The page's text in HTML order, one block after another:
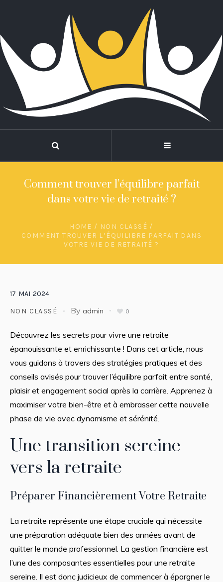
Comment trouver l’équilibre parfait
dans votre vie de retraité ?
HOME / NON CLASSÉ /
COMMENT TROUVER L’ÉQUILIBRE PARFAIT DANS
VOTRE VIE DE RETRAITÉ ?
17 MAI 2024
NON CLASSÉ By admin 0
Découvrez les secrets pour vivre une retraite
épanouissante et enrichissante ! Dans cet article, nous
vous guidons à travers des stratégies pratiques et des
conseils avisés pour trouver l’équilibre parfait entre santé,
plaisir et engagement social après la carrière. Apprenez à
maximiser votre bien-être et à embrasser cette nouvelle
phase de vie avec dynamisme et sérénité.
Une transition sereine
vers la retraite
Préparer Financièrement Votre Retraite
La retraite représente une étape cruciale qui nécessite
une préparation adéquate bien des années avant de
quitter le monde professionnel. La gestion financière est
l’une des composantes essentielles pour une retraite
sereine. Il est donc judicieux de commencer à épargner le